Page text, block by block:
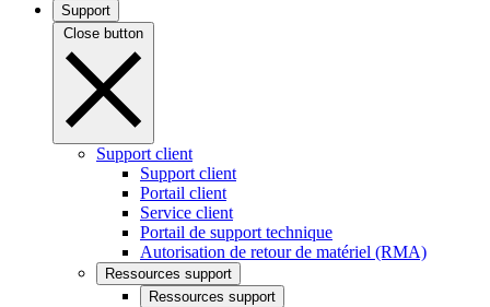
Support
Close button
Support client
Support client
Portail client
Service client
Portail de support technique
Autorisation de retour de matériel (RMA)
Ressources support
Ressources support